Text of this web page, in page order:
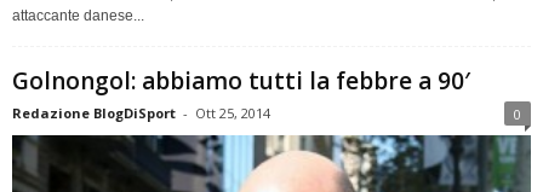
attaccante danese...
Golnongol: abbiamo tutti la febbre a 90′
Redazione BlogDiSport - Ott 25, 2014 0